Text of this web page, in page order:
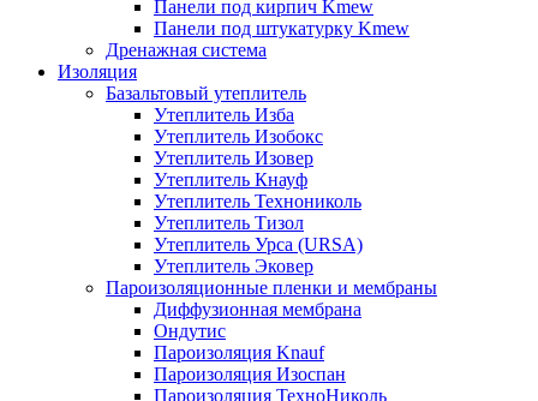
Панели под кирпич Kmew
Панели под штукатурку Kmew
Дренажная система
Изоляция
Базальтовый утеплитель
Утеплитель Изба
Утеплитель Изобокс
Утеплитель Изовер
Утеплитель Кнауф
Утеплитель Технониколь
Утеплитель Тизол
Утеплитель Урса (URSA)
Утеплитель Эковер
Пароизоляционные пленки и мембраны
Диффузионная мембрана
Ондутис
Пароизоляция Knauf
Пароизоляция Изоспан
Пароизоляция ТехноНиколь